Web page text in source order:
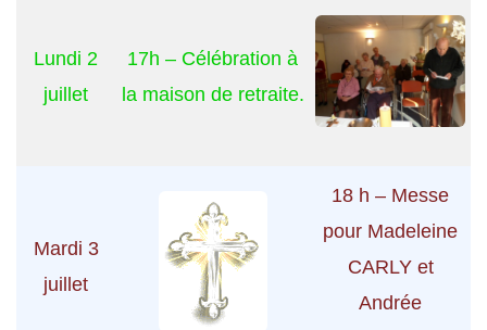
Lundi 2
juillet
17h – Célébration à
la maison de retraite.
Mardi 3
juillet
18 h – Messe
pour Madeleine
CARLY et
Andrée